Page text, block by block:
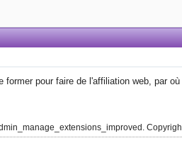
former pour faire de l'affiliation web, par